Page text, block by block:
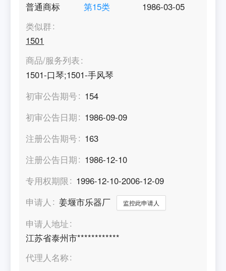
普通商标
第15类
1986-03-05
类似群
1501
商品/服务列表
1501-口琴;1501-手风琴
初审公告期号
154
初审公告日期
1986-09-09
注册公告期号
163
注册公告日期
1986-12-10
专用权期限
1996-12-10-2006-12-09
申请人
姜堰市乐器厂 监控此申请人
申请人地址
江苏省泰州市************
代理人名称